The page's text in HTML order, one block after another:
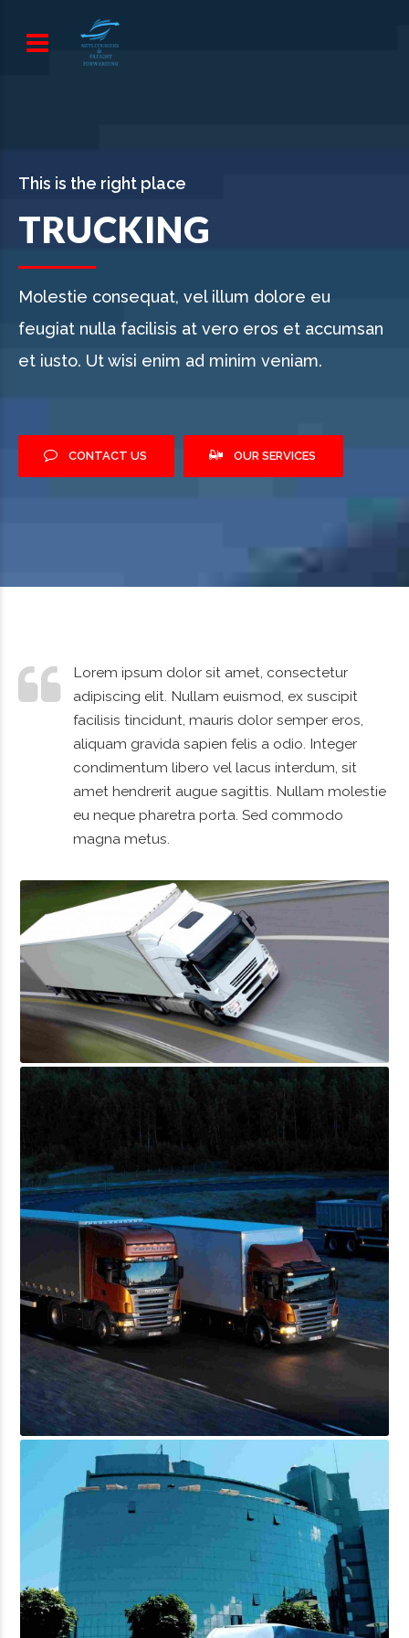
This is the right place
TRUCKING
Molestie consequat, vel illum dolore eu
feugiat nulla facilisis at vero eros et accumsan
et iusto. Ut wisi enim ad minim veniam.
CONTACT US OUR SERVICES
Lorem ipsum dolor sit amet, consectetur
adipiscing elit. Nullam euismod, ex suscipit
facilisis tincidunt, mauris dolor semper eros,
aliquam gravida sapien felis a odio. Integer
condimentum libero vel lacus interdum, sit
amet hendrerit augue sagittis. Nullam molestie
eu neque pharetra porta. Sed commodo
magna metus.